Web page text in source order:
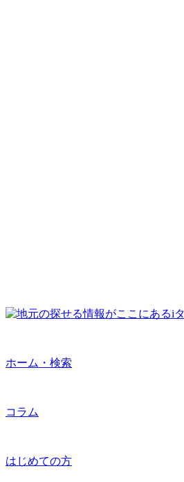
ホーム・検索
コラム
はじめての方